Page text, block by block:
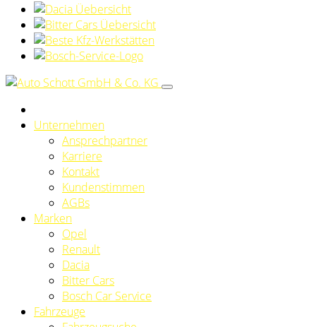
Unternehmen
Ansprechpartner
Karriere
Kontakt
Kundenstimmen
AGBs
Marken
Opel
Renault
Dacia
Bitter Cars
Bosch Car Service
Fahrzeuge